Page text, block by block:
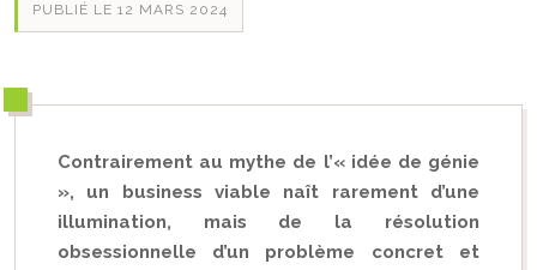
PUBLIÉ LE 12 MARS 2024
Contrairement au mythe de l’« idée de génie
», un business viable naît rarement d’une
illumination, mais de la résolution
obsessionnelle d’un problème concret et